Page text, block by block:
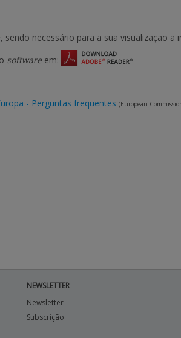
necessário para a sua visualização a
softwareem:
- Perguntas frequentes (European
NEWSLETTER
Newsletter
Subscrição